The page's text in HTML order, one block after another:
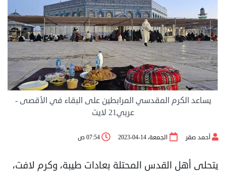
يساعد الكرم المقدسي المرابطين على البقاء في الأقصى -
عربي21 لايت
أحمد صقر الجمعة، 14-04-2023 07:54 ص
يتحلى أهل القدس المحتلة بعادات طيبة، وكرم لافت،